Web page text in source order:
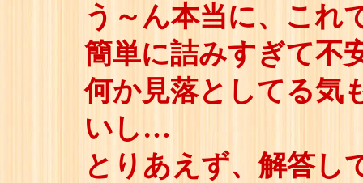
う～ん本当に、こ
簡単に詰みすぎて不
何か見落としてる気
いし…
とりあえず、解答し